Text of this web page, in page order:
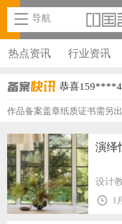
导航
热点资讯 行业资讯
设计教程 设计名家
备案资讯 企业资讯
恭喜
恭喜
恭喜
恭喜
作品备案盖章纸质证书需另
演绎
设计
1